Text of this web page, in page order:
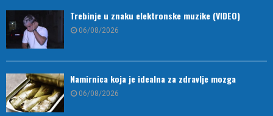
Trebinje u znaku elektronske muzike (VIDEO)
06/08/2026
Namirnica koja je idealna za zdravlje mozga
06/08/2026